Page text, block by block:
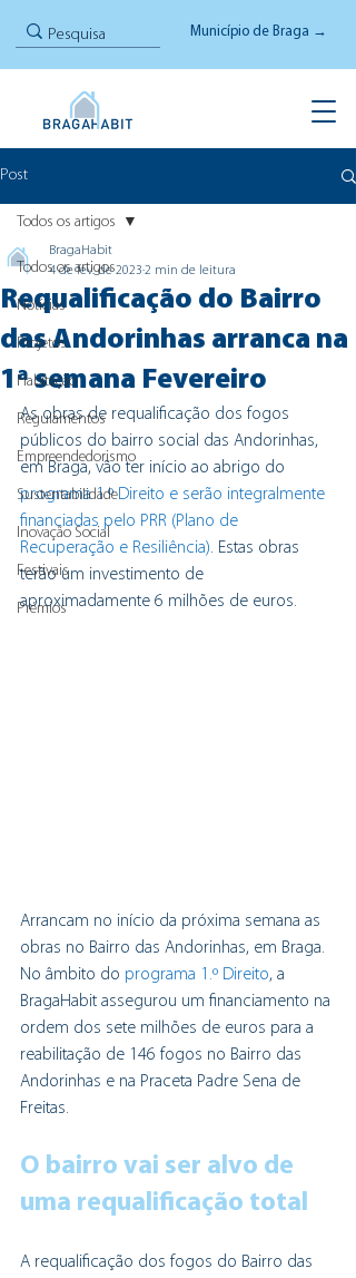
Município de Braga →
Post
Todos os artigos
Notícias
Projetos
Habitação
Regulamentos
Empreendedorismo
Sustentabilidade
Inovação Social
Festivais
Prémios
Todos os artigos
Requalificação do Bairro
das Andorinhas arranca na
1ª semana Fevereiro
BragaHabit
4 de fev. de 2023 2 min de leitura
As obras de requalificação dos fogos
públicos do bairro social das Andorinhas,
em Braga, vão ter início ao abrigo do
programa 1.º Direito e serão integralmente
financiadas pelo PRR (Plano de
Recuperação e Resiliência). Estas obras
terão um investimento de
aproximadamente 6 milhões de euros.
Arrancam no início da próxima semana as
obras no Bairro das Andorinhas, em Braga.
No âmbito do programa 1.º Direito, a
BragaHabit assegurou um financiamento na
ordem dos sete milhões de euros para a
reabilitação de 146 fogos no Bairro das
Andorinhas e na Praceta Padre Sena de
Freitas.
O bairro vai ser alvo de
uma requalificação total
A requalificação dos fogos do Bairro das